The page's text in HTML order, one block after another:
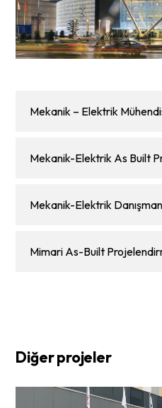
Mekanik – Elektrik
Mekanik-Elektrik As Built
Mekanik-Elektrik
Mimari As-Built
Diğer projeler